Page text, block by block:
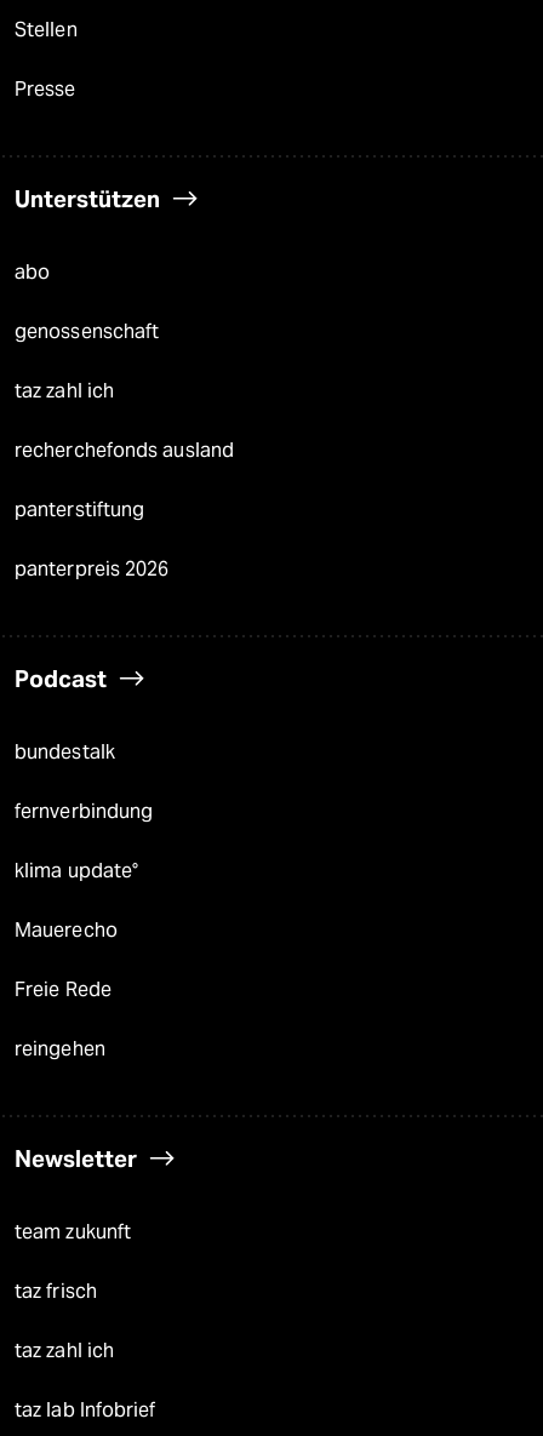
Stellen
Presse
Unterstützen
abo
genossenschaft
taz zahl ich
recherchefonds ausland
panterstiftung
panterpreis 2026
Podcast
bundestalk
fernverbindung
klima update°
Mauerecho
Freie Rede
reingehen
Newsletter
team zukunft
taz frisch
taz zahl ich
taz lab Infobrief